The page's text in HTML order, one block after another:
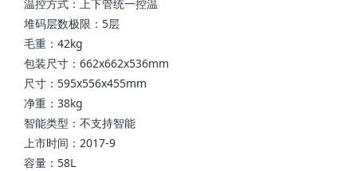
温控方式：上下管统一控温
堆码层数极限：5层
毛重：42kg
包装尺寸：662x662x536mm
尺寸：595x556x455mm
净重：38kg
智能类型：不支持智能
上市时间：2017-9
容量：58L